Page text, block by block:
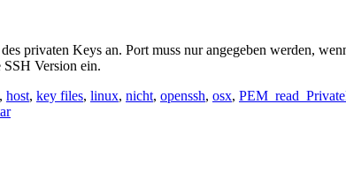
privaten Keys an. Port muss nur angegeben werden,
Version ein.
, host, key files, linux, nicht, openssh, osx,